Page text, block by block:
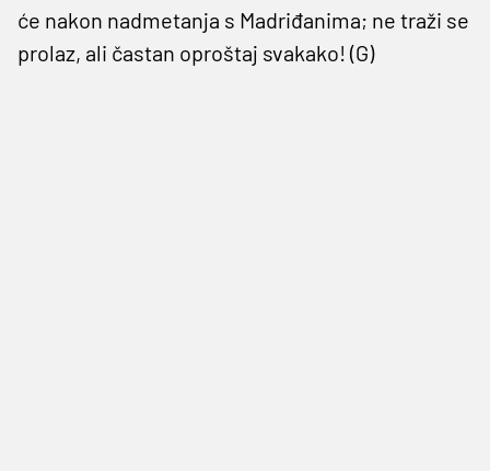
će nakon nadmetanja s Madriđanima; ne traži se
prolaz, ali častan oproštaj svakako! (G)